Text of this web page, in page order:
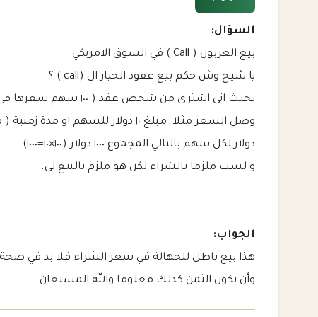
السؤال:
بيع العربون ( Call ) في السوق الامريكي
يا شيخ وش حكم بيع عقود الخيار ال (call ) ؟
دولار لكل سهم بالتالي المجموع ١٠٠٠ دولار (١٠٠×١٠=١٠٠٠)
و لست ملزما بالشراء لكن هو ملزم بالبيع لي.
الجواب:
هذا بيع باطل للجهالة في سعر الشراء فلا بد في صحة
وأن يكون الثمن كذلك معلوما والله المستعان .